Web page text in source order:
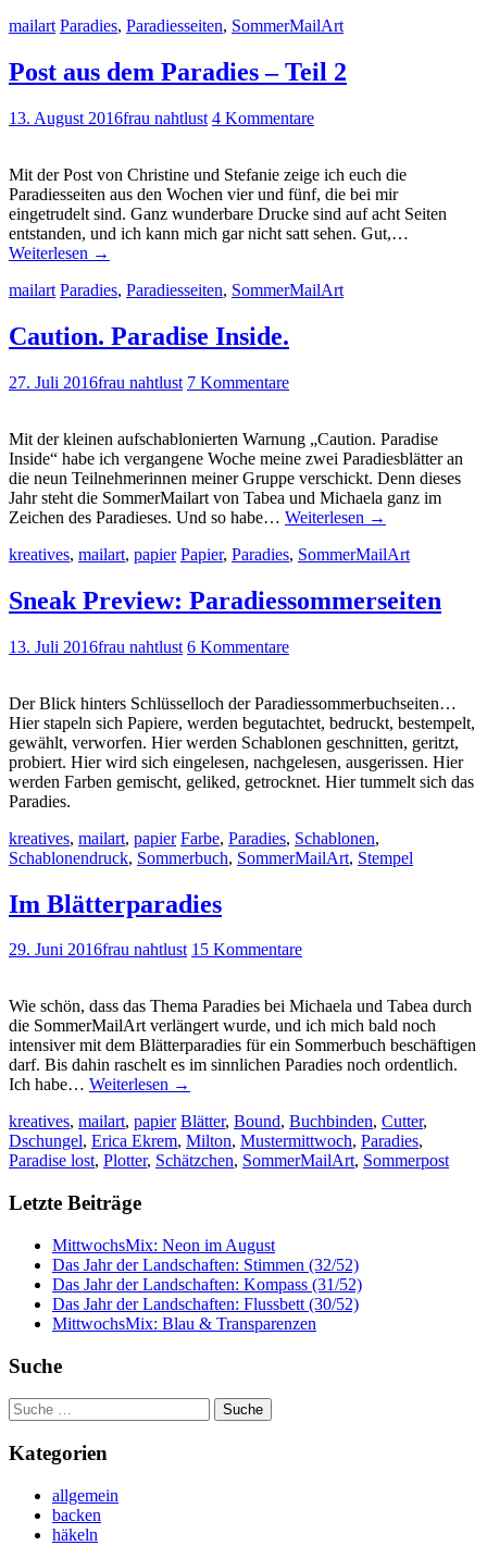
mailart Paradies, Paradiesseiten, SommerMailArt
Post aus dem Paradies – Teil 2
13. August 2016frau nahtlust 4 Kommentare
Mit der Post von Christine und Stefanie zeige ich euch die
Paradiesseiten aus den Wochen vier und fünf, die bei mir
eingetrudelt sind. Ganz wunderbare Drucke sind auf acht Seiten
entstanden, und ich kann mich gar nicht satt sehen. Gut,…
Weiterlesen →
mailart Paradies, Paradiesseiten, SommerMailArt
Caution. Paradise Inside.
27. Juli 2016frau nahtlust 7 Kommentare
Mit der kleinen aufschablonierten Warnung „Caution. Paradise
Inside“ habe ich vergangene Woche meine zwei Paradiesblätter an
die neun Teilnehmerinnen meiner Gruppe verschickt. Denn dieses
Jahr steht die SommerMailart von Tabea und Michaela ganz im
Zeichen des Paradieses. Und so habe… Weiterlesen →
kreatives, mailart, papier Papier, Paradies, SommerMailArt
Sneak Preview: Paradiessommerseiten
13. Juli 2016frau nahtlust 6 Kommentare
Der Blick hinters Schlüsselloch der Paradiessommerbuchseiten…
Hier stapeln sich Papiere, werden begutachtet, bedruckt, bestempelt,
gewählt, verworfen. Hier werden Schablonen geschnitten, geritzt,
probiert. Hier wird sich eingelesen, nachgelesen, ausgerissen. Hier
werden Farben gemischt, geliked, getrocknet. Hier tummelt sich das
Paradies.
kreatives, mailart, papier Farbe, Paradies, Schablonen,
Schablonendruck, Sommerbuch, SommerMailArt, Stempel
Im Blätterparadies
29. Juni 2016frau nahtlust 15 Kommentare
Wie schön, dass das Thema Paradies bei Michaela und Tabea durch
die SommerMailArt verlängert wurde, und ich mich bald noch
intensiver mit dem Blätterparadies für ein Sommerbuch beschäftigen
darf. Bis dahin raschelt es im sinnlichen Paradies noch ordentlich.
Ich habe… Weiterlesen →
kreatives, mailart, papier Blätter, Bound, Buchbinden, Cutter,
Dschungel, Erica Ekrem, Milton, Mustermittwoch, Paradies,
Paradise lost, Plotter, Schätzchen, SommerMailArt, Sommerpost
Letzte Beiträge
MittwochsMix: Neon im August
Das Jahr der Landschaften: Stimmen (32/52)
Das Jahr der Landschaften: Kompass (31/52)
Das Jahr der Landschaften: Flussbett (30/52)
MittwochsMix: Blau & Transparenzen
Suche
Suche
nach:
Kategorien
allgemein
backen
häkeln